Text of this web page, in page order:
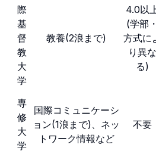
際
基
督
教
大
学
教養(2浪まで)
4.0以
(学部・
方式に
り異な
る)
専
修
大
学
国際コミュニケーシ
ョン(1浪まで)、ネッ
トワーク情報など
不要